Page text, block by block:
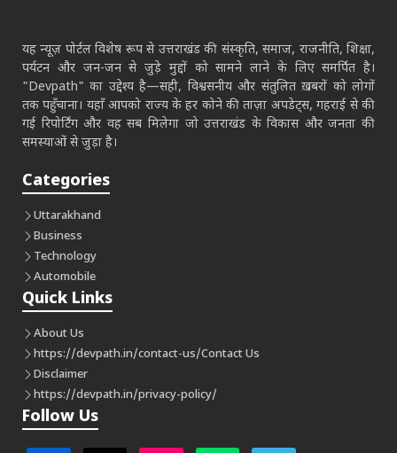
यह न्यूज़ पोर्टल विशेष रूप से उत्तराखंड की संस्कृति, समाज, राजनीति, शिक्षा,
पर्यटन और जन-जन से जुड़े मुद्दों को सामने लाने के लिए समर्पित है।
"Devpath" का उद्देश्य है—सही, विश्वसनीय और संतुलित ख़बरों को लोगों
तक पहुँचाना। यहाँ आपको राज्य के हर कोने की ताज़ा अपडेट्स, गहराई से की
गई रिपोर्टिंग और वह सब मिलेगा जो उत्तराखंड के विकास और जनता की
समस्याओं से जुड़ा है।
Categories
Uttarakhand
Business
Technology
Automobile
Quick Links
About Us
https://devpath.in/contact-us/Contact Us
Disclaimer
https://devpath.in/privacy-policy/
Follow Us